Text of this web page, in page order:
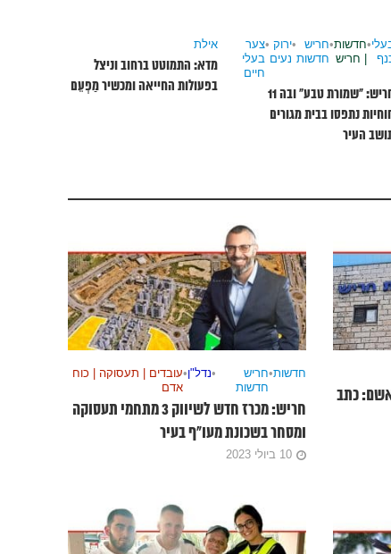
•חדשות
| חריש
•חריש
חדשות
•ירוק
נעים
•צער
בעלי
חיים
חריש: “שמורת טבע” ובה 11
נתפסו בבית מגורים
העיר
אילת
מדא: התמוטט ברחוב וניצל
בפעולות החייאה ומכשיר מַפְעֵם
כתב
חדשות•חריש
חדשות
•נדל"ן•עובדים | תעסוקה | כוח
אדם
חריש: מכרז חדש לשיווק 3 מתחמי תעסוקה
ומסחר בשכונת מעו”ף בעיר
10 ביולי 2023